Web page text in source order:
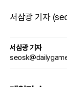
서삼광 기자
서삼광 기자